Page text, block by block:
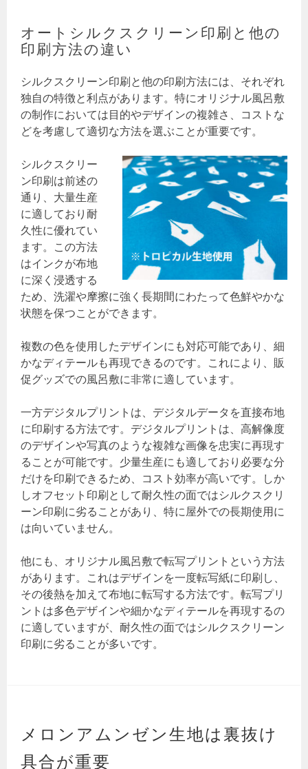
オートシルクスクリーン印刷と他の
印刷方法の違い
シルクスクリーン印刷と他の印刷方法には、それぞれ
独自の特徴と利点があります。特にオリジナル風呂敷
の制作においては目的やデザインの複雑さ、コストな
どを考慮して適切な方法を選ぶことが重要です。
シルクスクリー
ン印刷は前述の
通り、大量生産
に適しており耐
久性に優れてい
ます。この方法
はインクが布地
に深く浸透する
ため、洗濯や摩擦に強く長期間にわたって色鮮やかな
状態を保つことができます。
複数の色を使用したデザインにも対応可能であり、細
かなディテールも再現できるのです。これにより、販
促グッズでの風呂敷に非常に適しています。
一方デジタルプリントは、デジタルデータを直接布地
に印刷する方法です。デジタルプリントは、高解像度
のデザインや写真のような複雑な画像を忠実に再現す
ることが可能です。少量生産にも適しており必要な分
だけを印刷できるため、コスト効率が高いです。しか
しオフセット印刷として耐久性の面ではシルクスクリ
ーン印刷に劣ることがあり、特に屋外での長期使用に
は向いていません。
他にも、オリジナル風呂敷で転写プリントという方法
があります。これはデザインを一度転写紙に印刷し、
その後熱を加えて布地に転写する方法です。転写プリ
ントは多色デザインや細かなディテールを再現するの
に適していますが、耐久性の面ではシルクスクリーン
印刷に劣ることが多いです。
メロンアムンゼン生地は裏抜け
具合が重要